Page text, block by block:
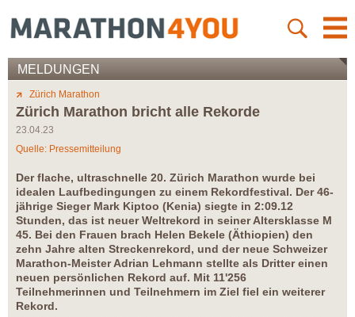
MELDUNGEN
Zürich Marathon
Zürich Marathon bricht alle Rekorde
23.04.23
Quelle: Pressemitteilung
Der flache, ultraschnelle 20. Zürich Marathon wurde bei
idealen Laufbedingungen zu einem Rekordfestival. Der 46-
jährige Sieger Mark Kiptoo (Kenia) siegte in 2:09.12
Stunden, das ist neuer Weltrekord in seiner Altersklasse M
45. Bei den Frauen brach Helen Bekele (Äthiopien) den
zehn Jahre alten Streckenrekord, und der neue Schweizer
Marathon-Meister Adrian Lehmann stellte als Dritter einen
neuen persönlichen Rekord auf. Mit 11'256
Teilnehmerinnen und Teilnehmern im Ziel fiel ein weiterer
Rekord.